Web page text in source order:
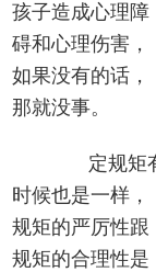
孩子造成心理障
碍和心理伤害，
如果没有的话，
那就没事。
定规矩
时候也是一样，
规矩的严厉性跟
规矩的合理性是